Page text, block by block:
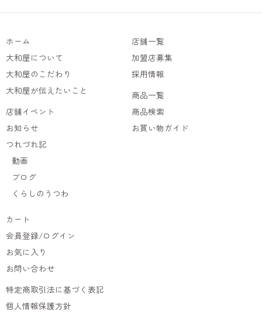
ホーム
大和屋について
大和屋のこだわり
大和屋が伝えたいこと
店舗イベント
お知らせ
つれづれ記
動画
ブログ
くらしのうつわ
店舗一覧
加盟店募集
採用情報
商品一覧
商品検索
お買い物ガイド
カート
会員登録/ログイン
お気に入り
お問い合わせ
特定商取引法に基づく表記
個人情報保護方針